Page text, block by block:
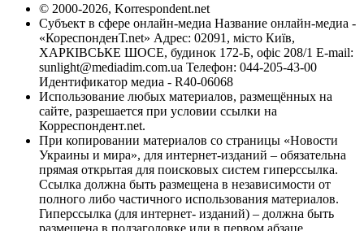
© 2000-2026, Korrespondent.net
Субъект в сфере онлайн-медиа Название онлайн-медиа -
«КореспонденТ.net» Адрес: 02091, місто Київ,
ХАРКІВСЬКЕ ШОСЕ, будинок 172-Б, офіс 208/1 E-mail:
sunlight@mediadim.com.ua Телефон: 044-205-43-00
Идентификатор медиа - R40-06068
Использование любых материалов, размещённых на
сайте, разрешается при условии ссылки на
Корреспондент.net.
При копировании материалов со страницы «Новости
Украины и мира», для интернет-изданий – обязательна
прямая открытая для поисковых систем гиперссылка.
Ссылка должна быть размещена в независимости от
полного либо частичного использования материалов.
Гиперссылка (для интернет- изданий) – должна быть
размещена в подзаголовке или в первом абзаце